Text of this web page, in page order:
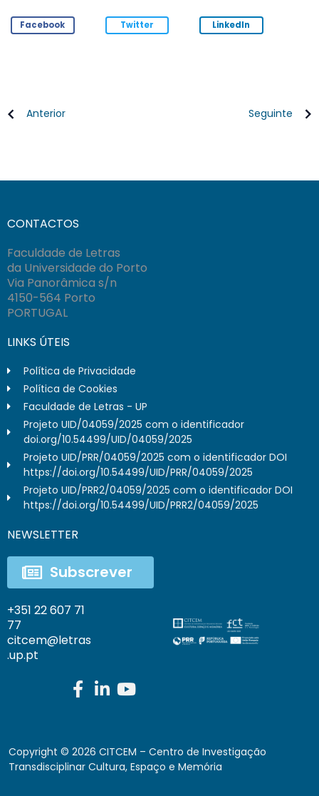
Facebook Twitter LinkedIn
Anterior Seguinte
CONTACTOS
Faculdade de Letras
da Universidade do Porto
Via Panorâmica s/n
4150-564 Porto
PORTUGAL
LINKS ÚTEIS
Política de Privacidade
Política de Cookies
Faculdade de Letras - UP
Projeto UID/04059/2025 com o identificador
doi.org/10.54499/UID/04059/2025
Projeto UID/PRR/04059/2025 com o identificador DOI
https://doi.org/10.54499/UID/PRR/04059/2025
Projeto UID/PRR2/04059/2025 com o identificador DOI
https://doi.org/10.54499/UID/PRR2/04059/2025
NEWSLETTER
Subscrever
+351 22 607 71
77
citcem@letras
.up.pt
Copyright © 2026 CITCEM – Centro de Investigação
Transdisciplinar Cultura, Espaço e Memória